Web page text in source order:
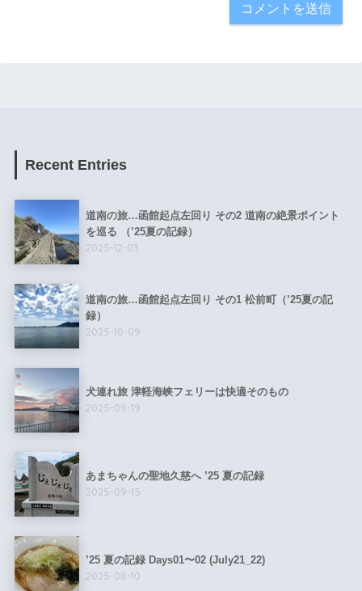
Recent Entries
道南の旅…函館起点左回り その2 道南の絶景ポイント
を巡る （’25夏の記録）
2025-12-03
道南の旅…函館起点左回り その1 松前町（’25夏の記
録）
2025-10-09
犬連れ旅 津軽海峡フェリーは快適そのもの
2025-09-19
あまちゃんの聖地久慈へ ’25 夏の記録
2025-09-15
’25 夏の記録 Days01〜02 (July21_22)
2025-08-10